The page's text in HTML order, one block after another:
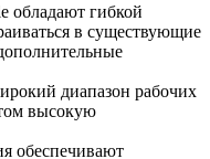
обладают гибкой
в существующие
диапазон рабочих
высокую
обеспечивают